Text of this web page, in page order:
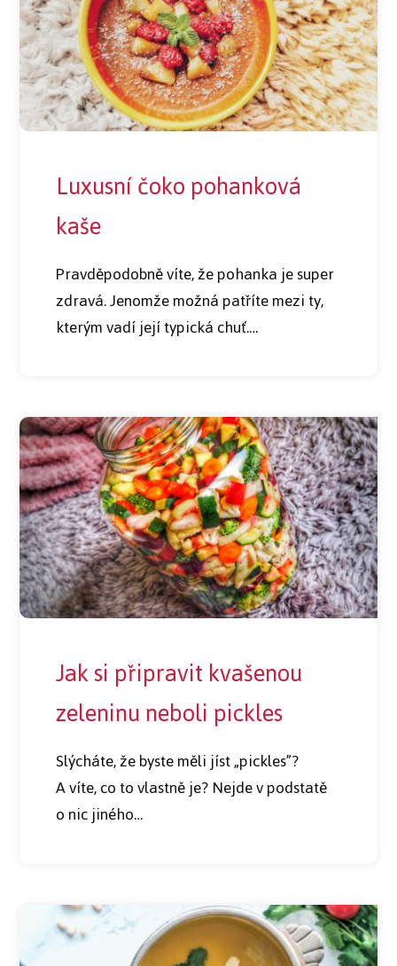
Luxusní čoko pohanková
kaše
Pravděpodobně víte, že pohanka je super
zdravá. Jenomže možná patříte mezi ty,
kterým vadí její typická chuť.…
Jak si připravit kvašenou
zeleninu neboli pickles
Slýcháte, že byste měli jíst „pickles”?
A víte, co to vlastně je? Nejde v podstatě
o nic jiného…